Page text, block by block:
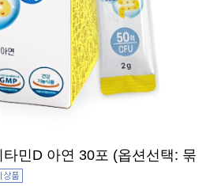
민D 아연 30포 (옵션선택: 묶